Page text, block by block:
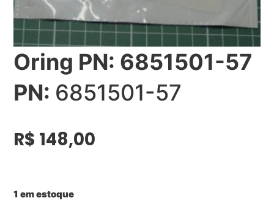
Oring PN: 6851501-57
PN: 6851501-57
R$ 148,00
1 em estoque